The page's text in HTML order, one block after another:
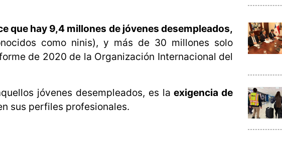
que hay 9,4 millones de jóvenes desempleados,
como ninis), y más de 30 millones solo
de 2020 de la Organización Internacional del
jóvenes desempleados, es la exigencia de
sus perfiles profesionales.